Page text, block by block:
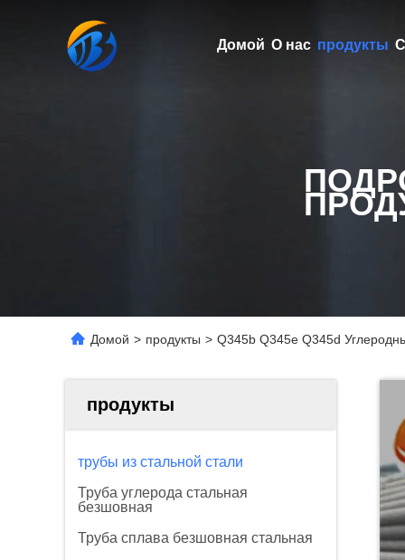
Домой О нас продукты
Домой > продукты > Q345b Q345e Q345d
продукты
трубы из стальной стали
Труба углерода стальная
безшовная
Труба сплава безшовная стальная